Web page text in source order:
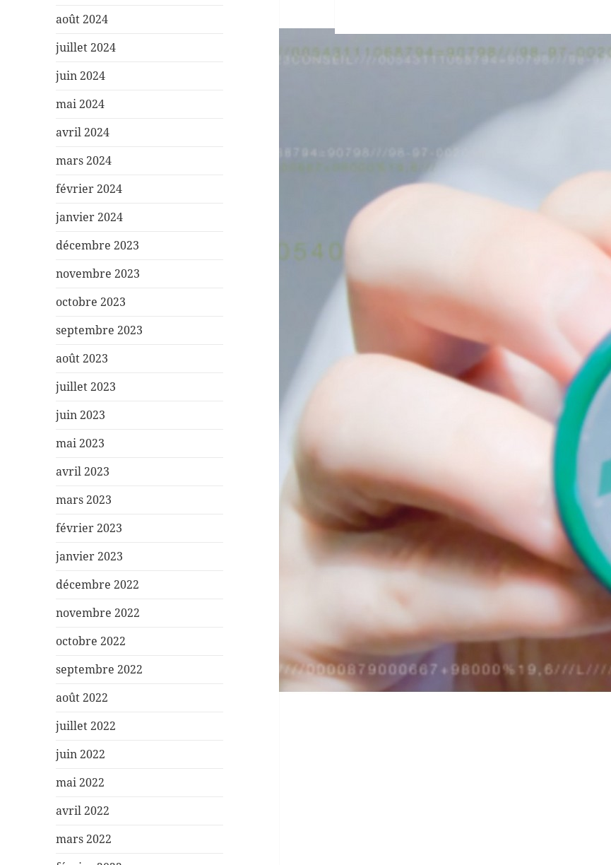
août 2024
juillet 2024
juin 2024
mai 2024
avril 2024
mars 2024
février 2024
janvier 2024
décembre 2023
novembre 2023
octobre 2023
septembre 2023
août 2023
juillet 2023
juin 2023
mai 2023
avril 2023
mars 2023
février 2023
janvier 2023
décembre 2022
novembre 2022
octobre 2022
septembre 2022
août 2022
juillet 2022
juin 2022
mai 2022
avril 2022
mars 2022